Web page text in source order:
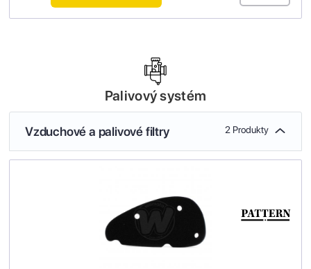
Palivový systém
Vzduchové a palivové filtry 2 Produkty